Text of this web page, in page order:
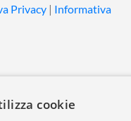
Privacy | Informativa
cookie